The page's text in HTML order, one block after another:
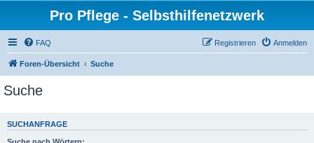
Pro Pflege - Selbsthilfenetzwerk
FAQ Anmelden
Registrieren
Foren-Übersicht Suche
Suche
SUCHANFRAGE
Suche nach Wörtern: